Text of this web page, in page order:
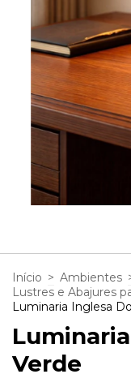
Início > Ambientes
Lustres e Abajures
Luminaria Inglesa
Verde